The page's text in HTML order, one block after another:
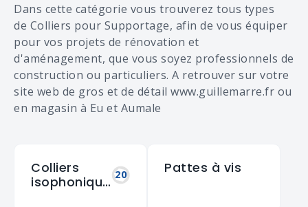
Dans cette catégorie vous trouverez tous types
de Colliers pour Supportage, afin de vous équiper
pour vos projets de rénovation et
d'aménagement, que vous soyez professionnels de
construction ou particuliers. A retrouver sur votre
site web de gros et de détail www.guillemarre.fr ou
en magasin à Eu et Aumale
Colliers
isophonique 20 Pattes à vis